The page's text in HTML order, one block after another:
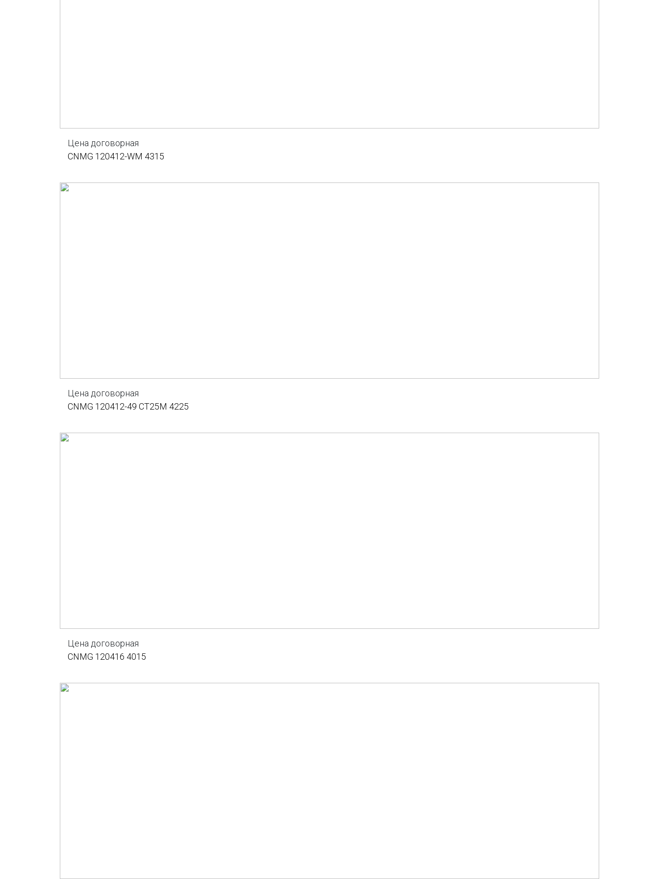
Цена договорная
CNMG 120412-WM 4315
Цена договорная
CNMG 120412-49 CT25M 4225
Цена договорная
CNMG 120416 4015